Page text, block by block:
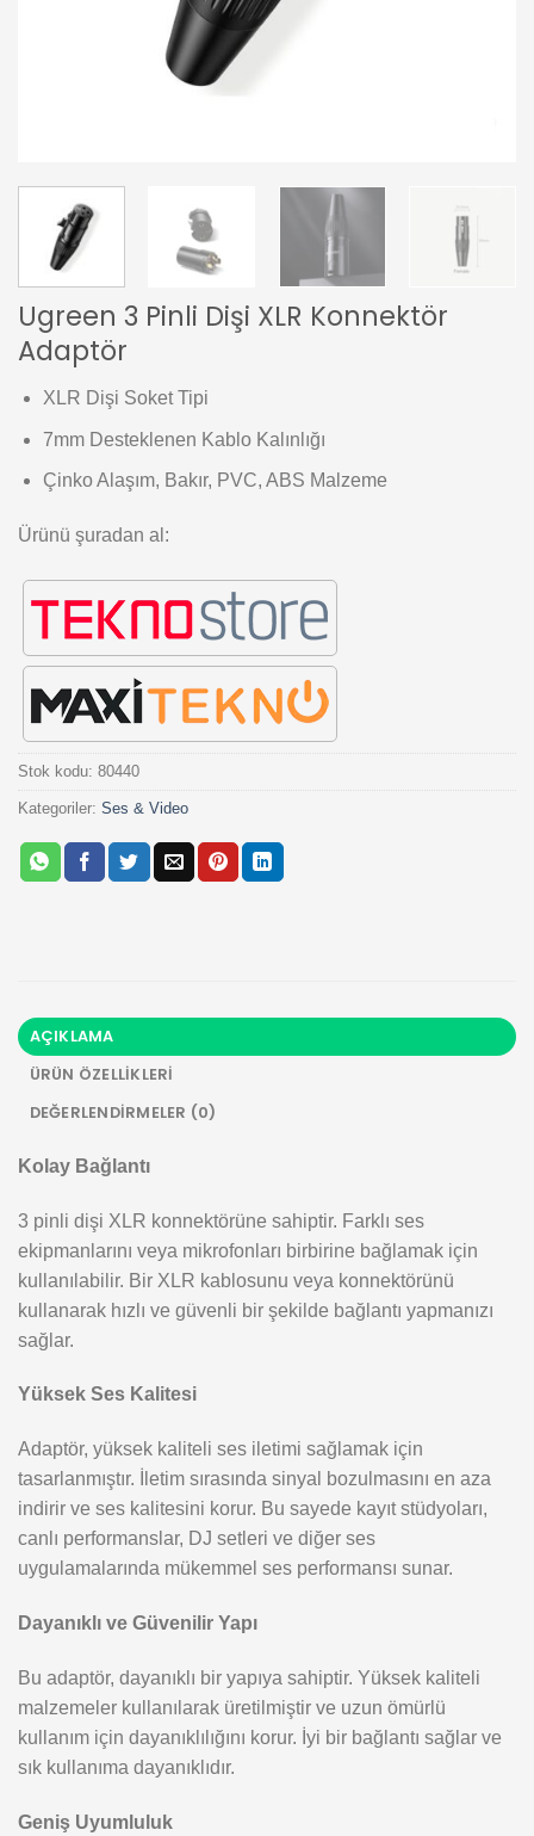
Ugreen 3 Pinli Dişi XLR Konnektör
Adaptör
XLR Dişi Soket Tipi
7mm Desteklenen Kablo Kalınlığı
Çinko Alaşım, Bakır, PVC, ABS Malzeme
Ürünü şuradan al:
Stok kodu: 80440
Kategoriler: Ses & Video
AÇIKLAMA
ÜRÜN ÖZELLIKLERI
DEĞERLENDIRMELER (0)
Kolay Bağlantı
3 pinli dişi XLR konnektörüne sahiptir. Farklı ses
ekipmanlarını veya mikrofonları birbirine bağlamak için
kullanılabilir. Bir XLR kablosunu veya konnektörünü
kullanarak hızlı ve güvenli bir şekilde bağlantı yapmanızı
sağlar.
Yüksek Ses Kalitesi
Adaptör, yüksek kaliteli ses iletimi sağlamak için
tasarlanmıştır. İletim sırasında sinyal bozulmasını en aza
indirir ve ses kalitesini korur. Bu sayede kayıt stüdyoları,
canlı performanslar, DJ setleri ve diğer ses
uygulamalarında mükemmel ses performansı sunar.
Dayanıklı ve Güvenilir Yapı
Bu adaptör, dayanıklı bir yapıya sahiptir. Yüksek kaliteli
malzemeler kullanılarak üretilmiştir ve uzun ömürlü
kullanım için dayanıklılığını korur. İyi bir bağlantı sağlar ve
sık kullanıma dayanıklıdır.
Geniş Uyumluluk